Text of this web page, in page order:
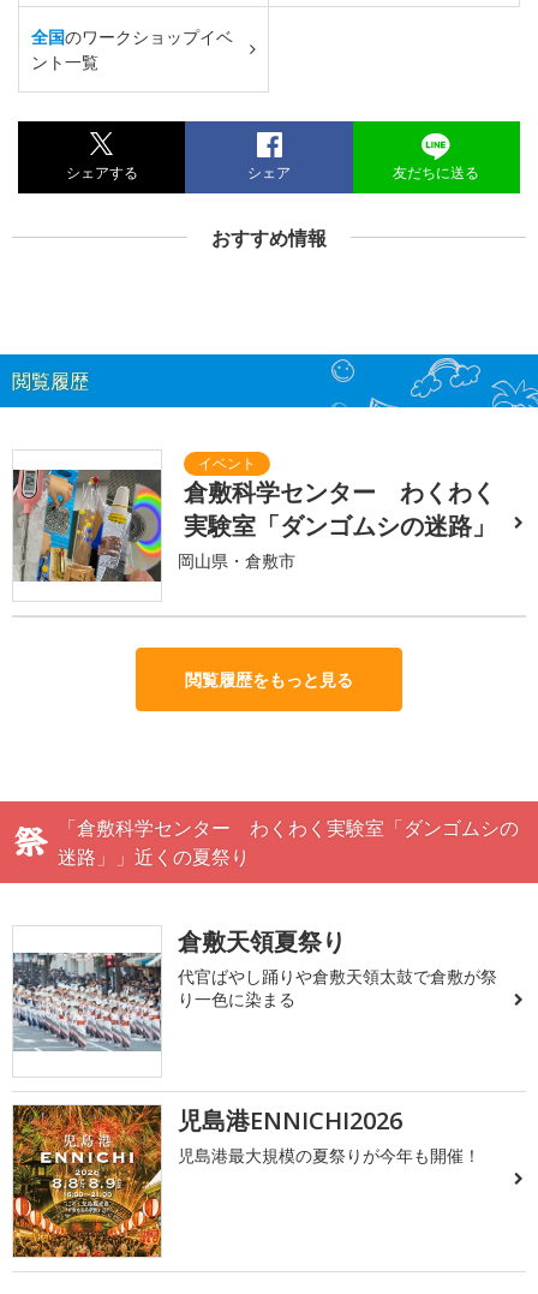
全国のワークショップイベ
ント一覧
シェアする シェア 友だちに送る
おすすめ情報
閲覧履歴
倉敷科学センター わくわく
実験室「ダンゴムシの迷路」
岡山県・倉敷市
閲覧履歴をもっと見る
「倉敷科学センター わくわく実験室「ダンゴムシの
迷路」」近くの夏祭り
倉敷天領夏祭り
代官ばやし踊りや倉敷天領太鼓で倉敷が祭
り一色に染まる
児島港ENNICHI2026
児島港最大規模の夏祭りが今年も開催！